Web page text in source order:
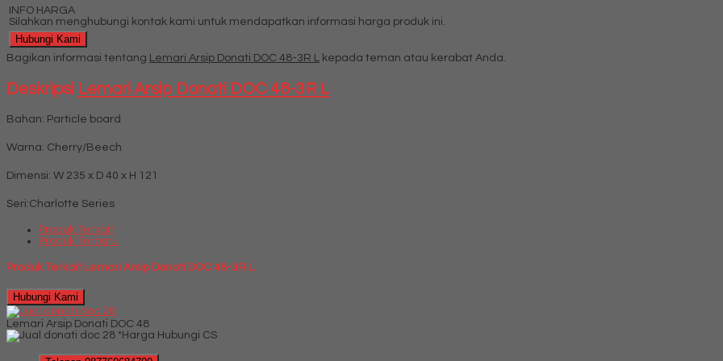
INFO HARGA
Silahkan menghubungi kontak kami untuk mendapatkan informasi harga produk ini.
Hubungi Kami
Bagikan informasi tentang Lemari Arsip Donati DOC 48-3R L kepada teman atau kerabat Anda.
Deskripsi Lemari Arsip Donati DOC 48-3R L
Bahan: Particle board
Warna: Cherry/Beech
Dimensi: W 235 x D 40 x H 121
Seri:Charlotte Series
Produk Terkait
Produk Terbaru
Produk Terkait Lemari Arsip Donati DOC 48-3R L
Hubungi Kami
Lemari Arsip Donati DOC 48
*Harga Hubungi CS